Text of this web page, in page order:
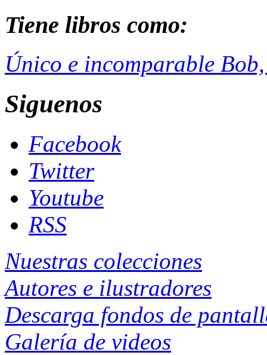
Tiene libros como:
Único e incomparable
Siguenos
Facebook
Twitter
Youtube
RSS
Nuestras colecciones
Autores e ilustradores
Descarga fondos de
Galería de videos